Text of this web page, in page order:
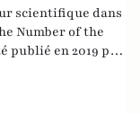
scientifique dans
Number of the
publié en 2019 par